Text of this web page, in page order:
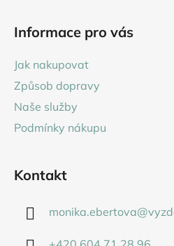
Informace pro vás
Jak nakupovat
Způsob dopravy
Naše služby
Podmínky nákupu
Kontakt
monika.ebertova@